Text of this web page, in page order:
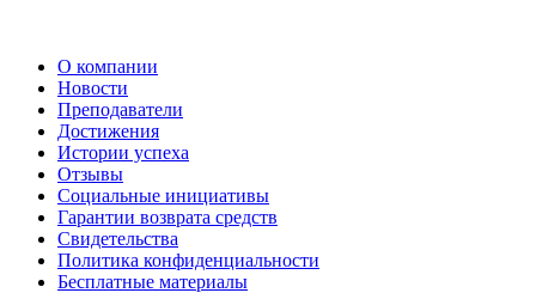
О компании
Новости
Преподаватели
Достижения
Истории успеха
Отзывы
Социальные инициативы
Гарантии возврата средств
Свидетельства
Политика конфиденциальности
Бесплатные материалы